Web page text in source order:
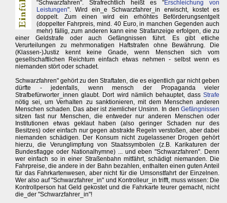
"Schwarzfahren". Strafrechtlich heißt es "Erschleichung von
Leistungen". Wird ein_e Schwarzfahrer_in erwischt, kostet es
doppelt. Zum einen wird ein erhöhtes Beförderungsentgelt
(doppelter Fahrpreis, mind. 40 Euro, in manchen Gegenden auch
mehr) fällig, zum anderen kann eine Strafanzeige erfolgen, die zu
einer Geldstrafe oder auch Gefängnissen führt. Es gibt etliche
Verurteilungen zu mehrmonatigen Haftstrafen ohne Bewährung. Die
(Klassen-)Justiz kennt keine Gnade, wenn Menschen sich vom
gesellschaftlichen Reichtum einfach etwas nehmen - selbst wenn es
niemanden stört oder schadet.
Schwarzfahren" gehört zu den Straftaten, die es eigentlich gar nicht geben
dürfte - jedenfalls, wenn mensch der Propaganda vieler
Strafbefürworter_innen glaubt. Dort wird nämlich behauptet, dassStrafe
nötig sei, um Verhalten zu sanktionieren, mit dem Menschen anderen
Menschen schaden. Das aber ist ziemlicher Unsinn. In denGefängnissen
sitzen fast nur Menschen, die entweder nur anderen Menschen oder
Institutionen etwas geklaut haben (also geringer Schaden nur des
Besitzes) oder einfach nur gegen abstrakte Regeln verstoßen, aber dabei
niemanden schädigen. Der Konsum nicht zugelassener Drogen gehört
hierzu, die Verunglimpfung von Staatssymbolen (z.B. Karikaturen der
Bundesflagge oder Nationalhymne) ... und eben "Schwarzfahren". Denn
wer einfach so in einer Straßenbahn mitfährt, schädigt niemanden. Die
Fahrpreise, die andere in der Bahn bezahlen, enthalten einen guten Anteil
für das Fahrkartenwesen, aber nicht für die Umsonstfahrt der Einzelnen.
Wer also auf "Schwarzfahrer_in" und Kontrolleur_in trifft, muss wissen: Die
Kontrollperson hat Geld gekostet und die Fahrkarte teurer gemacht, nicht
die_der "Schwarzfahrer_in"!